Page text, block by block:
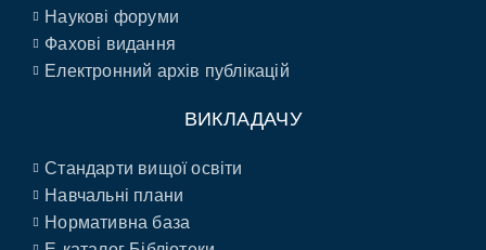
Наукові форуми
Фахові видання
Електронний архів публікацій
ВИКЛАДАЧУ
Стандарти вищої освіти
Навчальні плани
Нормативна база